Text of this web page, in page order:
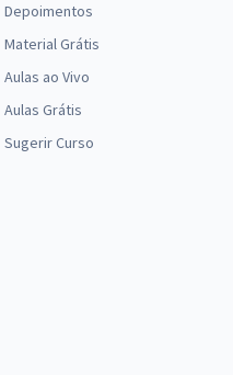
29,52
(-20%)
Educacional
Depoimentos
Material Grátis
Aulas ao Vivo
Aulas Grátis
Sugerir Curso